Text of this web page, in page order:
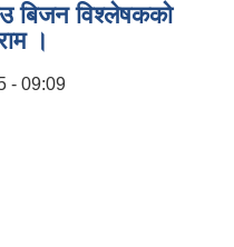
बिजन विश्लेषकको
।
- 09:09